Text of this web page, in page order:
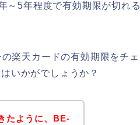
～5年程度で有効期限が切れる
楽天カードの有効期限をチェ
いかがでしょうか？
たように、BE-